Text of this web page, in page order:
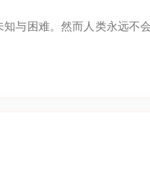
与困难。然而人类永远不